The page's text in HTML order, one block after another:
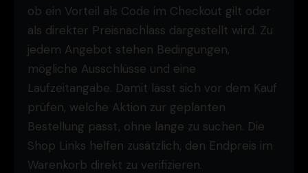
ob ein Vorteil als Code im Checkout gilt oder
als direkter Preisnachlass dargestellt wird. Zu
jedem Angebot stehen Bedingungen,
mögliche Ausschlüsse und eine
Laufzeitangabe. Damit lässt sich vor dem Kauf
prüfen, welche Aktion zur geplanten
Bestellung passt, ohne lange zu suchen. Die
Shop Links helfen zusätzlich, den Endpreis im
Warenkorb direkt zu verifizieren.